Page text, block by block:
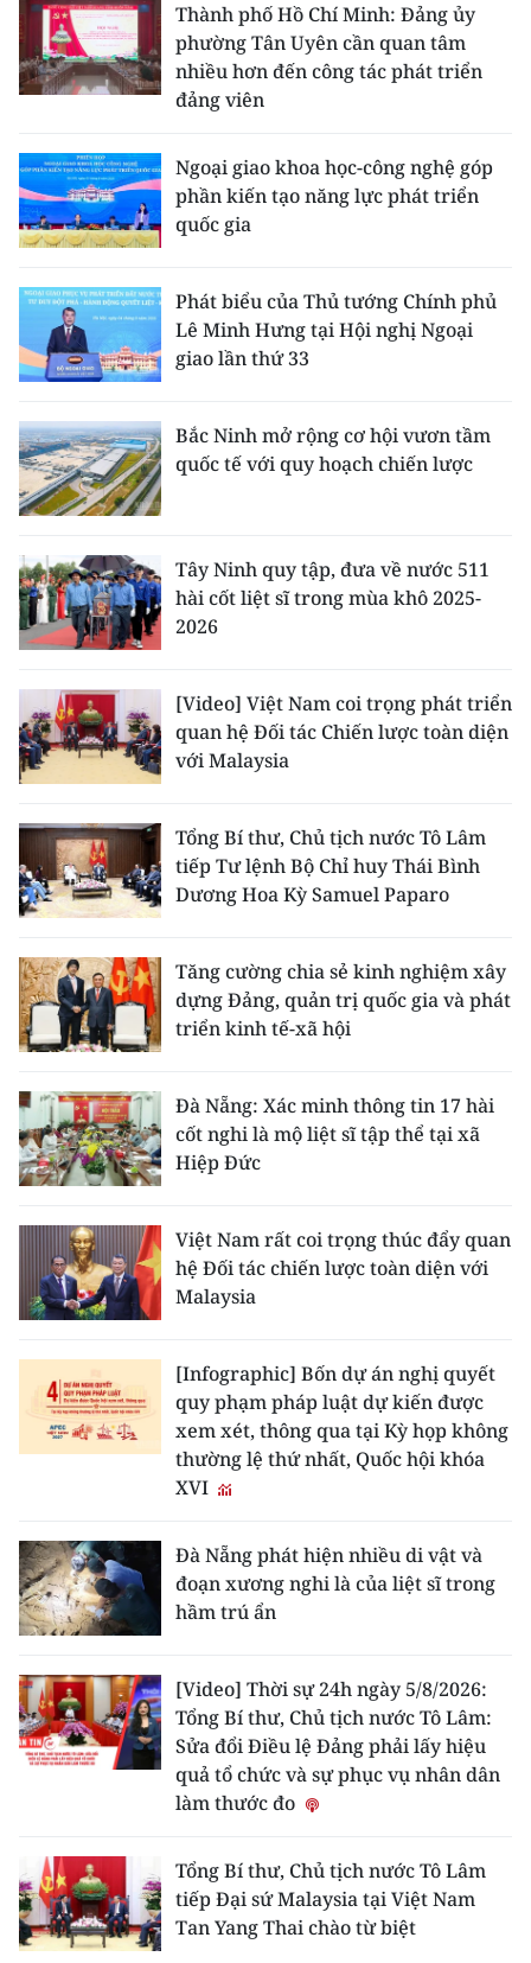
Thành phố Hồ Chí Minh: Đảng ủy
phường Tân Uyên cần quan tâm
nhiều hơn đến công tác phát triển
đảng viên
Ngoại giao khoa học-công nghệ góp
phần kiến tạo năng lực phát triển
quốc gia
Phát biểu của Thủ tướng Chính phủ
Lê Minh Hưng tại Hội nghị Ngoại
giao lần thứ 33
Bắc Ninh mở rộng cơ hội vươn tầm
quốc tế với quy hoạch chiến lược
Tây Ninh quy tập, đưa về nước 511
hài cốt liệt sĩ trong mùa khô 2025-
2026
[Video] Việt Nam coi trọng phát triển
quan hệ Đối tác Chiến lược toàn diện
với Malaysia
Tổng Bí thư, Chủ tịch nước Tô Lâm
tiếp Tư lệnh Bộ Chỉ huy Thái Bình
Dương Hoa Kỳ Samuel Paparo
Tăng cường chia sẻ kinh nghiệm xây
dựng Đảng, quản trị quốc gia và phát
triển kinh tế-xã hội
Đà Nẵng: Xác minh thông tin 17 hài
cốt nghi là mộ liệt sĩ tập thể tại xã
Hiệp Đức
Việt Nam rất coi trọng thúc đẩy quan
hệ Đối tác chiến lược toàn diện với
Malaysia
[Infographic] Bốn dự án nghị quyết
quy phạm pháp luật dự kiến được
xem xét, thông qua tại Kỳ họp không
thường lệ thứ nhất, Quốc hội khóa
XVI
Đà Nẵng phát hiện nhiều di vật và
đoạn xương nghi là của liệt sĩ trong
hầm trú ẩn
[Video] Thời sự 24h ngày 5/8/2026:
Tổng Bí thư, Chủ tịch nước Tô Lâm:
Sửa đổi Điều lệ Đảng phải lấy hiệu
quả tổ chức và sự phục vụ nhân dân
làm thước đo
Tổng Bí thư, Chủ tịch nước Tô Lâm
tiếp Đại sứ Malaysia tại Việt Nam
Tan Yang Thai chào từ biệt